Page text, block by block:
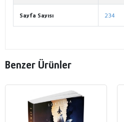
Sayfa Sayısı 234
Benzer Ürünler